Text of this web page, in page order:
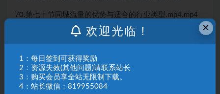
70.第七十节同城流量的优势与适合的行业类型.mp4.mp4
71.第七十一节高转化账号的内容特征与变现路径.mp4.mp4
73.第七十三节某音同城推广技巧.mp4.mp4
74.第七十四节蝴蝶号与微信同城生态.mp4.mp4
×
欢迎光临！
1：每日签到可获得奖励
2：资源失效(其他问题)请联系站长
3：购买会员享全站无限制下载。
4：站长微信：819955084